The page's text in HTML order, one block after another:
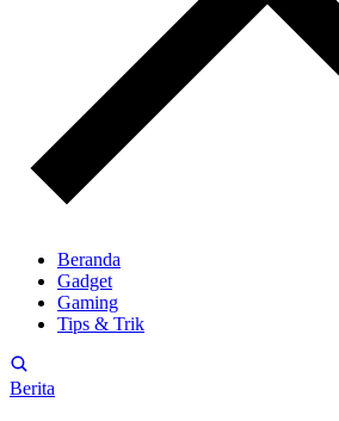
Beranda
Gadget
Gaming
Tips & Trik
Berita